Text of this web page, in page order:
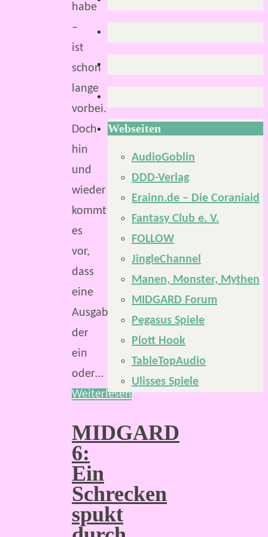
habe
–
ist
schon
lange
vorbei.
Doch
hin
und
wieder
kommt
es
vor,
dass
eine
Ausgabe
der
ein
oder…
Weiterlesen
MIDGARD
6:
Ein
Schrecken
spukt
Webseiten
AudioGoblin
DDD-Verlag
Erainn.de – Die Coraniaid
Fantasy Club e. V.
FOLLOW
JingleChannel
Manen, Monster, Mythen
MIDGARD Forum
Pegasus Spiele
Plott Hook
TableTopAudio
Ulisses Spiele